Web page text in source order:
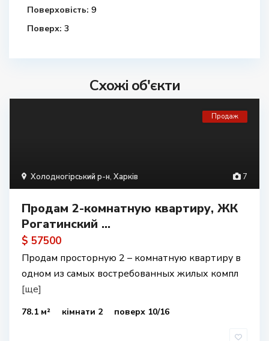
Поверховість: 9
Поверх: 3
Схожі об'єкти
7
Холодногірський р-н, Харків
Продаж
Продам 2-комнатную квартиру, ЖК
Рогатинский ...
$ 57500
Продам просторную 2 – комнатную квартиру в
одном из самых востребованных жилых компл
[ще]
78.1 м² кімнати 2 поверх 10/16